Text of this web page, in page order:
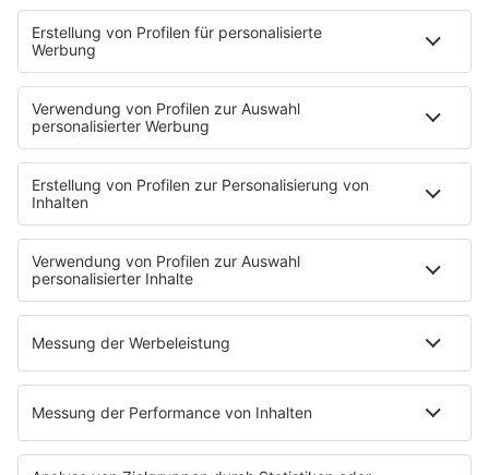
Podcasts
Access All Areas
delta Backstage
Jahrhundertgeschichten
Mein delta radio
App
DAB+
Empfang
Jobs & Praktika
Service